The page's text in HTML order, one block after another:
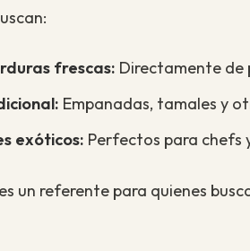
frescas: Directamente de
Empanadas, tamales y
exóticos: Perfectos para chefs
un referente para quienes